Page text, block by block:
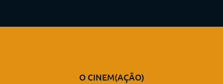
O CINEM(AÇÃO)